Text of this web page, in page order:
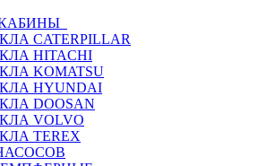
CATERPILLAR
HITACHI
KOMATSU
HYUNDAI
DOOSAN
VOLVO
TEREX